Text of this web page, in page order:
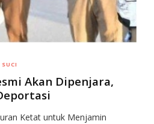
Akan Dipenjara,
Ketat untuk Menjamin